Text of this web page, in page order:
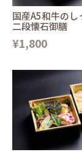
国産A5和牛のし
二段懐石御膳
¥1,800